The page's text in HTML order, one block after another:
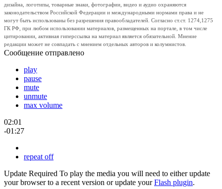
дизайна, логотипы, товарные знаки, фотографии, видео и аудио охраняются
законодательством Российской Федерации и международными нормами права и не
могут быть использованы без разрешения правообладателей. Согласно ст.ст. 1274,1275
ГК РФ, при любом использовании материалов, размещенных на портале, в том числе
цитировании, активная гиперссылка на материал является обязательной. Мнение
редакции может не совпадать с мнением отдельных авторов и колумнистов.
Сообщение отправлено
play
pause
mute
unmute
max volume
02:01
-01:27
repeat off
Update Required To play the media you will need to either update
your browser to a recent version or update yourFlash plugin.